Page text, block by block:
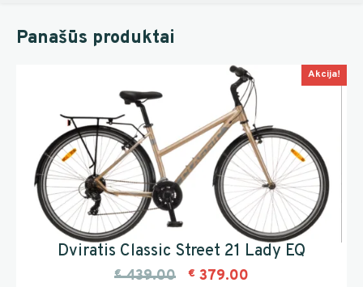
Panašūs produktai
Akcija!
Dviratis Classic Street 21 Lady EQ
€ 439.00 € 379.00